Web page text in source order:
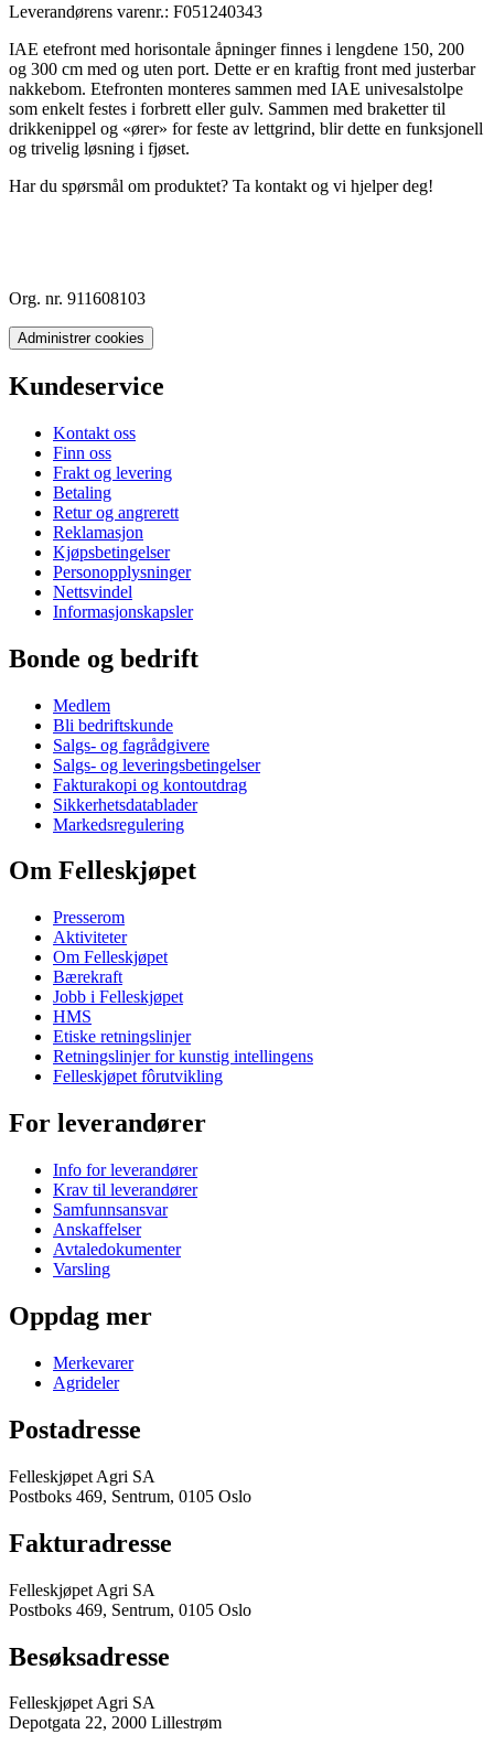
Leverandørens varenr.: F051240343
IAE etefront med horisontale åpninger finnes i lengdene 150, 200
og 300 cm med og uten port. Dette er en kraftig front med justerbar
nakkebom. Etefronten monteres sammen med IAE univesalstolpe
som enkelt festes i forbrett eller gulv. Sammen med braketter til
drikkenippel og «ører» for feste av lettgrind, blir dette en funksjonell
og trivelig løsning i fjøset.
Har du spørsmål om produktet? Ta kontakt og vi hjelper deg!
Org. nr. 911608103
Administrer cookies
Kundeservice
Kontakt oss
Finn oss
Frakt og levering
Betaling
Retur og angrerett
Reklamasjon
Kjøpsbetingelser
Personopplysninger
Nettsvindel
Informasjonskapsler
Bonde og bedrift
Medlem
Bli bedriftskunde
Salgs- og fagrådgivere
Salgs- og leveringsbetingelser
Fakturakopi og kontoutdrag
Sikkerhetsdatablader
Markedsregulering
Om Felleskjøpet
Presserom
Aktiviteter
Om Felleskjøpet
Bærekraft
Jobb i Felleskjøpet
HMS
Etiske retningslinjer
Retningslinjer for kunstig intellingens
Felleskjøpet fôrutvikling
For leverandører
Info for leverandører
Krav til leverandører
Samfunnsansvar
Anskaffelser
Avtaledokumenter
Varsling
Oppdag mer
Merkevarer
Agrideler
Postadresse
Felleskjøpet Agri SA
Postboks 469, Sentrum, 0105 Oslo
Fakturadresse
Felleskjøpet Agri SA
Postboks 469, Sentrum, 0105 Oslo
Besøksadresse
Felleskjøpet Agri SA
Depotgata 22, 2000 Lillestrøm